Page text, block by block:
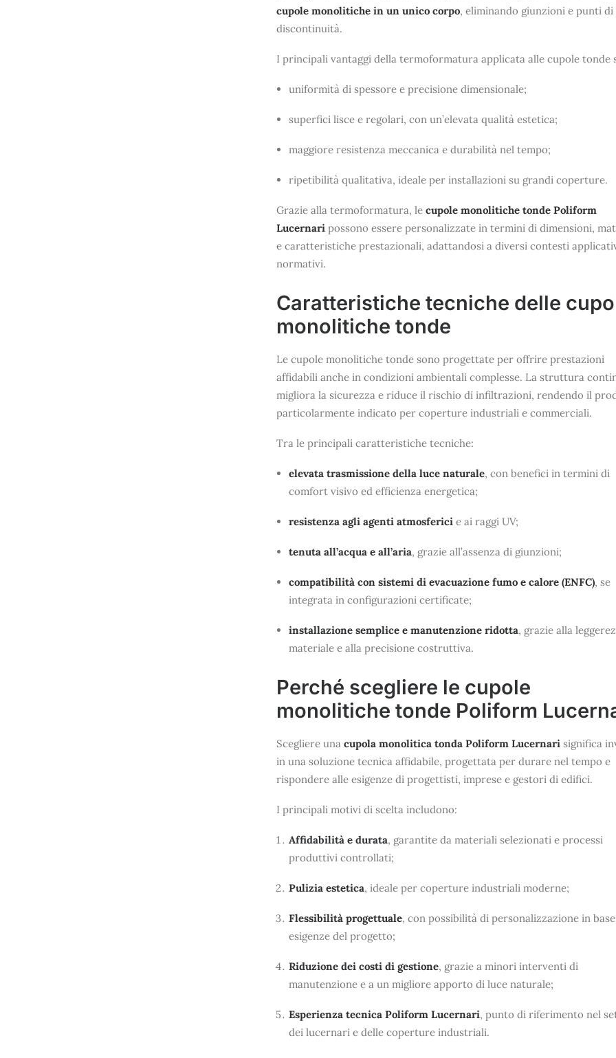
cupole monolitiche in un unico corpo, eliminando giunzioni e punti di
discontinuità.
I principali vantaggi della termoformatura applicata alle cupole tonde
uniformità di spessore e precisione dimensionale;
superfici lisce e regolari, con un’elevata qualità estetica;
maggiore resistenza meccanica e durabilità nel tempo;
ripetibilità qualitativa, ideale per installazioni su grandi coperture.
Grazie alla termoformatura, le cupole monolitiche tonde Poliform
Lucernari possono essere personalizzate in termini di dimensioni,
e caratteristiche prestazionali, adattandosi a diversi contesti
normativi.
Caratteristiche tecniche delle
monolitiche tonde
Le cupole monolitiche tonde sono progettate per offrire prestazioni
affidabili anche in condizioni ambientali complesse. La struttura
migliora la sicurezza e riduce il rischio di infiltrazioni, rendendo il
particolarmente indicato per coperture industriali e commerciali.
Tra le principali caratteristiche tecniche:
elevata trasmissione della luce naturale, con benefici in termini di
comfort visivo ed efficienza energetica;
resistenza agli agenti atmosferici e ai raggi UV;
tenuta all’acqua e all’aria, grazie all’assenza di giunzioni;
compatibilità con sistemi di evacuazione fumo e calore (ENFC), se
integrata in configurazioni certificate;
installazione semplice e manutenzione ridotta, grazie alla
materiale e alla precisione costruttiva.
Perché scegliere le cupole
monolitiche tonde Poliform
Scegliere una cupola monolitica tonda Poliform Lucernari significa
in una soluzione tecnica affidabile, progettata per durare nel tempo e
rispondere alle esigenze di progettisti, imprese e gestori di edifici.
I principali motivi di scelta includono:
Affidabilità e durata, garantite da materiali selezionati e processi
produttivi controllati;
Pulizia estetica, ideale per coperture industriali moderne;
Flessibilità progettuale, con possibilità di personalizzazione in
esigenze del progetto;
Riduzione dei costi di gestione, grazie a minori interventi di
manutenzione e a un migliore apporto di luce naturale;
Esperienza tecnica Poliform Lucernari, punto di riferimento nel
dei lucernari e delle coperture industriali.